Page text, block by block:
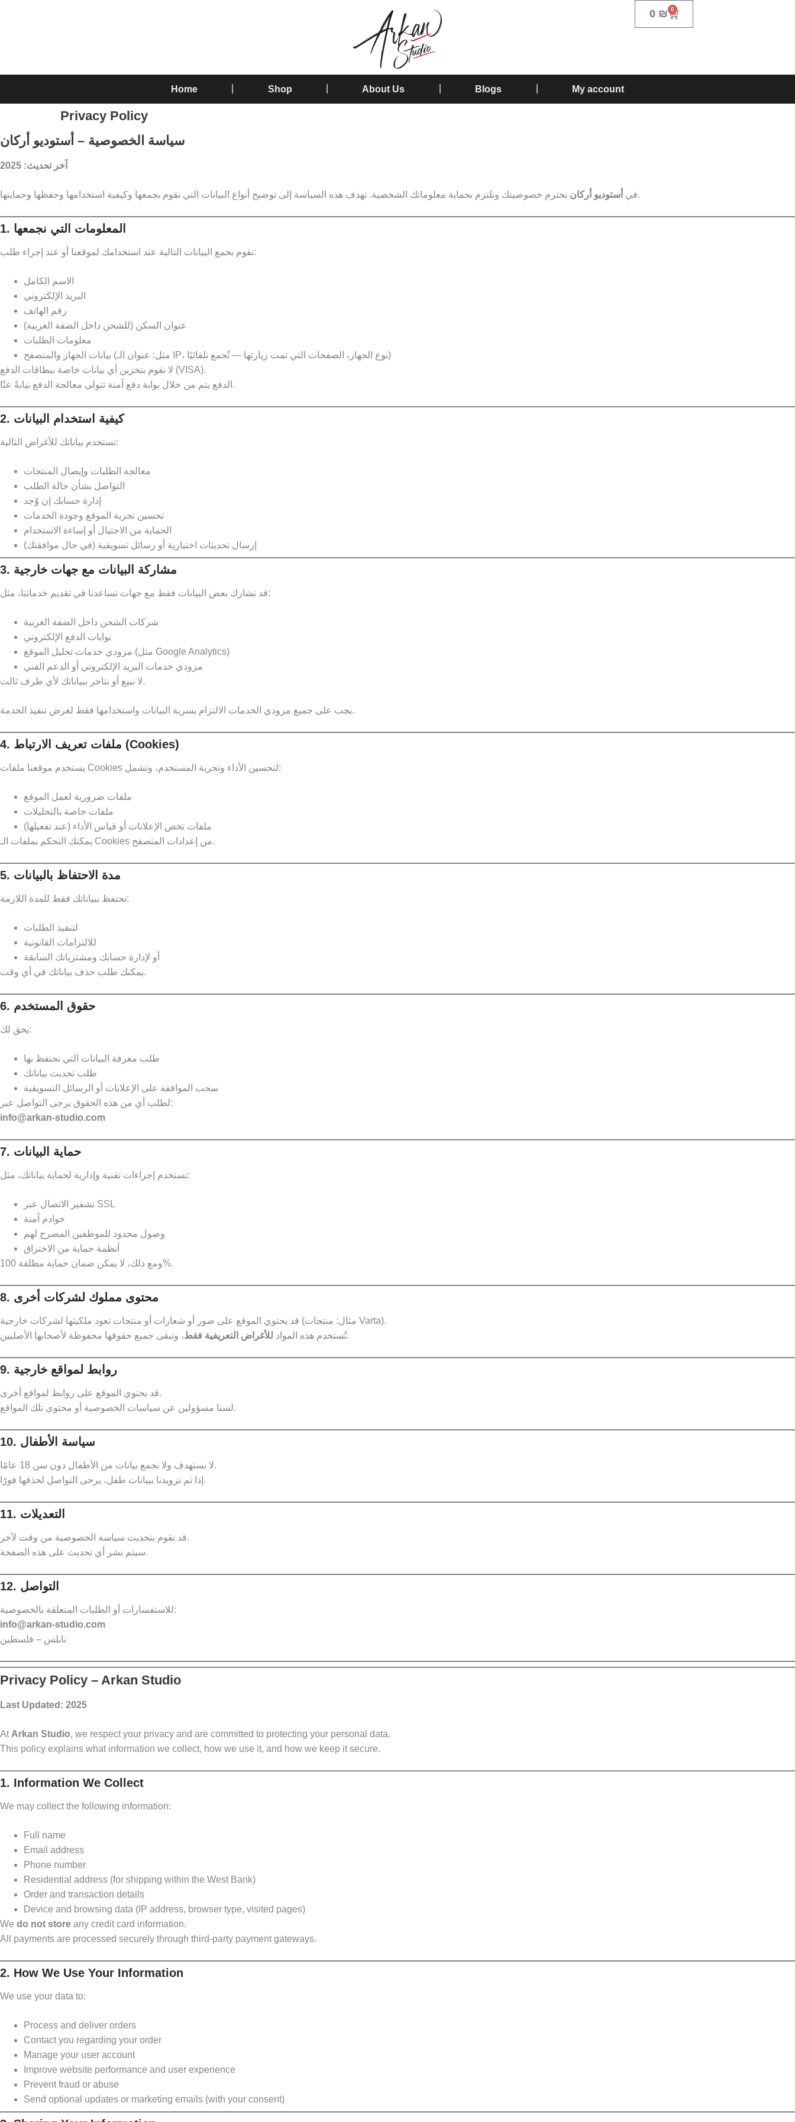
0 ₪ 0
Home Shop About Us Blogs My account
Privacy Policy
سياسة الخصوصية – أستوديو أركان
آخر تحديث: 2025
في أستوديو أركان نحترم خصوصيتك ونلتزم بحماية معلوماتك الشخصية. تهدف هذه السياسة إلى توضيح أنواع البيانات التي نقوم بجمعها وكيفية استخدامها وحفظها وحمايتها.
1. المعلومات التي نجمعها
نقوم بجمع البيانات التالية عند استخدامك لموقعنا أو عند إجراء طلب:
الاسم الكامل
البريد الإلكتروني
رقم الهاتف
عنوان السكن (للشحن داخل الضفة الغربية)
معلومات الطلبات
بيانات الجهاز والمتصفح (مثل: عنوان الـ IP، نوع الجهاز، الصفحات التي تمت زيارتها — تُجمع تلقائيًا)
لا نقوم بتخزين أي بيانات خاصة ببطاقات الدفع (VISA).
الدفع يتم من خلال بوابة دفع آمنة تتولى معالجة الدفع نيابةً عنّا.
2. كيفية استخدام البيانات
نستخدم بياناتك للأغراض التالية:
معالجة الطلبات وإيصال المنتجات
التواصل بشأن حالة الطلب
إدارة حسابك إن وُجد
تحسين تجربة الموقع وجودة الخدمات
الحماية من الاحتيال أو إساءة الاستخدام
إرسال تحديثات اختيارية أو رسائل تسويقية (في حال موافقتك)
3. مشاركة البيانات مع جهات خارجية
قد نشارك بعض البيانات فقط مع جهات تساعدنا في تقديم خدماتنا، مثل:
شركات الشحن داخل الضفة الغربية
بوابات الدفع الإلكتروني
مزودي خدمات تحليل الموقع (مثل Google Analytics)
مزودي خدمات البريد الإلكتروني أو الدعم الفني
لا نبيع أو نتاجر ببياناتك لأي طرف ثالث.
يجب على جميع مزودي الخدمات الالتزام بسرية البيانات واستخدامها فقط لغرض تنفيذ الخدمة.
4. ملفات تعريف الارتباط (Cookies)
يستخدم موقعنا ملفات Cookies لتحسين الأداء وتجربة المستخدم، وتشمل:
ملفات ضرورية لعمل الموقع
ملفات خاصة بالتحليلات
ملفات تخص الإعلانات أو قياس الأداء (عند تفعيلها)
يمكنك التحكم بملفات الـ Cookies من إعدادات المتصفح.
5. مدة الاحتفاظ بالبيانات
نحتفظ ببياناتك فقط للمدة اللازمة:
لتنفيذ الطلبات
للالتزامات القانونية
أو لإدارة حسابك ومشترياتك السابقة
يمكنك طلب حذف بياناتك في أي وقت.
6. حقوق المستخدم
يحق لك:
طلب معرفة البيانات التي نحتفظ بها
طلب تحديث بياناتك
سحب الموافقة على الإعلانات أو الرسائل التسويقية
لطلب أي من هذه الحقوق يرجى التواصل عبر:
info@arkan-studio.com
7. حماية البيانات
نستخدم إجراءات تقنية وإدارية لحماية بياناتك، مثل:
تشفير الاتصال عبر SSL
خوادم آمنة
وصول محدود للموظفين المصرح لهم
أنظمة حماية من الاختراق
ومع ذلك، لا يمكن ضمان حماية مطلقة 100%.
8. محتوى مملوك لشركات أخرى
قد يحتوي الموقع على صور أو شعارات أو منتجات تعود ملكيتها لشركات خارجية (مثال: منتجات Varta).
تُستخدم هذه المواد للأغراض التعريفية فقط ، وتبقى جميع حقوقها محفوظة لأصحابها الأصليين.
9. روابط لمواقع خارجية
قد يحتوي الموقع على روابط لمواقع أخرى.
لسنا مسؤولين عن سياسات الخصوصية أو محتوى تلك المواقع.
10. سياسة الأطفال
لا نستهدف ولا نجمع بيانات من الأطفال دون سن 18 عامًا.
إذا تم تزويدنا ببيانات طفل، يرجى التواصل لحذفها فورًا.
11. التعديلات
قد نقوم بتحديث سياسة الخصوصية من وقت لآخر.
سيتم نشر أي تحديث على هذه الصفحة.
12. التواصل
للاستفسارات أو الطلبات المتعلقة بالخصوصية:
info@arkan-studio.com
نابلس – فلسطين
Privacy Policy – Arkan Studio
Last Updated: 2025
At Arkan Studio, we respect your privacy and are committed to protecting your personal data.
This policy explains what information we collect, how we use it, and how we keep it secure.
1. Information We Collect
We may collect the following information:
Full name
Email address
Phone number
Residential address (for shipping within the West Bank)
Order and transaction details
Device and browsing data (IP address, browser type, visited pages)
We do not store any credit card information.
All payments are processed securely through third-party payment gateways.
2. How We Use Your Information
We use your data to:
Process and deliver orders
Contact you regarding your order
Manage your user account
Improve website performance and user experience
Prevent fraud or abuse
Send optional updates or marketing emails (with your consent)